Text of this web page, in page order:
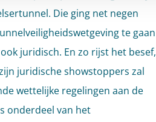
Die ging net negen
te gaan
juridisch. En zo rijst het besef,
juridische showstoppers zal
wettelijke regelingen aan de
onderdeel van het